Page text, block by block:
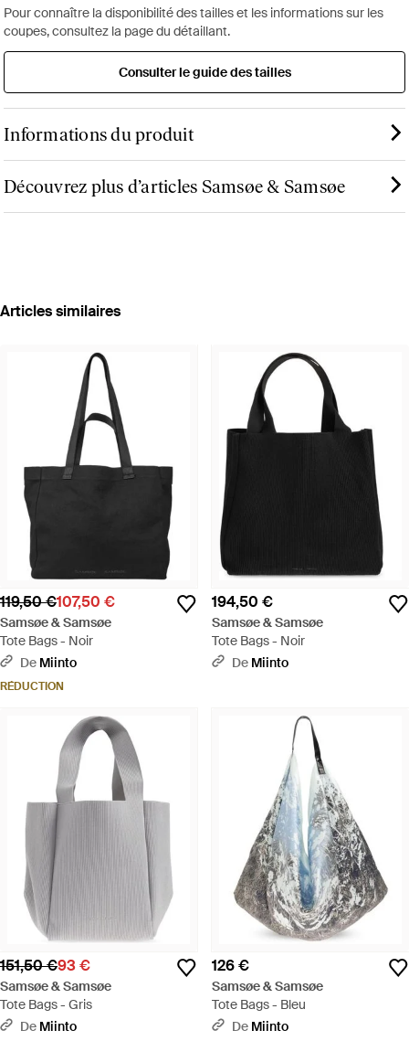
Pour connaître la disponibilité des tailles et les informations sur les
coupes, consultez la page du détaillant.
Consulter le guide des tailles
Informations du produit
Découvrez plus d’articles Samsøe & Samsøe
Articles similaires
119,50 €107,50 €
Samsøe & Samsøe
Tote Bags - Noir
De Miinto
RÉDUCTION
194,50 €
Samsøe & Samsøe
Tote Bags - Noir
De Miinto
151,50 €93 €
Samsøe & Samsøe
Tote Bags - Gris
De Miinto
126 €
Samsøe & Samsøe
Tote Bags - Bleu
De Miinto